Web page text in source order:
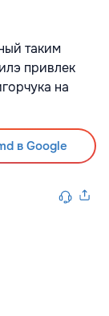
таким
привлек
на
в Google